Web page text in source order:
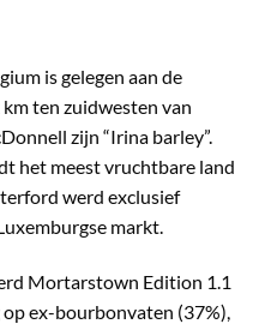
is gelegen aan de
ten zuidwesten van
zijn “Irina barley”.
het meest vruchtbare land
werd exclusief
markt.
Mortarstown Edition 1.1
ex-bourbonvaten (37%),